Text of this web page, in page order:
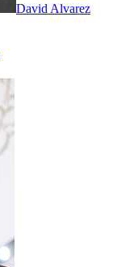
David Alvarez